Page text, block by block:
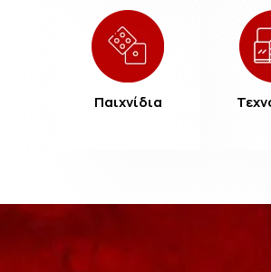
Παιχνίδια